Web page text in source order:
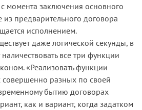
момента заключения основного
предварительного договора
исполнением.
даже логической секунды, в
все три функции
«Реализовать функции
совершенно разных по своей
бытию договорах
как и вариант, когда задатком